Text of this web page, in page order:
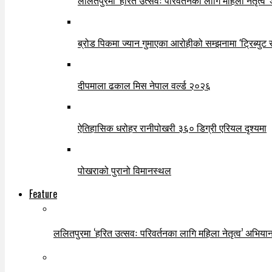
ब्रोड पिकमा ज्यान गुमाएका आरोहीको सम्झनामा ‘ट्रिब्युट
दीपमाला ढकाल मिस नेपाल वर्ल्ड २०२६
ऐतिहासिक धरोहर रानीपोखरी ३६० डिग्री एरियल दृश्यमा
पोखराको पुरानो विमानस्थल
Feature
ललितपुरमा ‘हरित उत्सवः परिवर्तनका लागि महिला नेतृत्व’